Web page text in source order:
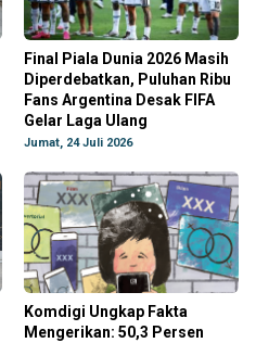
Final Piala Dunia 2026 Masih
Diperdebatkan, Puluhan Ribu
Fans Argentina Desak FIFA
Gelar Laga Ulang
Jumat, 24 Juli 2026
Komdigi Ungkap Fakta
Mengerikan: 50,3 Persen